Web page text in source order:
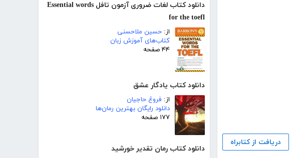
دانلود کتاب لغات ضروری آزمون تافل Essential words
for the toefl
از: حسین ملاحسنی
کتاب‌های آموزش زبان
۴۴ صفحه
دانلود کتاب یادگار عشق
از: فروغ حاجیان
دانلود رایگان بهترین رمان‌ها
۱۷۷ صفحه
دانلود کتاب رمان تقدیر خورشید
دریافت از کتابراه